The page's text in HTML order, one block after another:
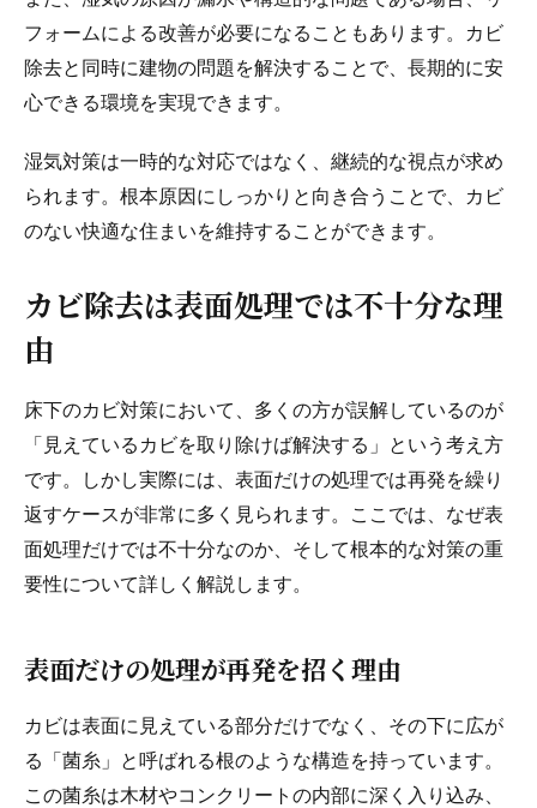
フォームによる改善が必要になることもあります。カビ
除去と同時に建物の問題を解決することで、長期的に安
心できる環境を実現できます。
湿気対策は一時的な対応ではなく、継続的な視点が求め
られます。根本原因にしっかりと向き合うことで、カビ
のない快適な住まいを維持することができます。
カビ除去は表面処理では不十分な理
由
床下のカビ対策において、多くの方が誤解しているのが
「見えているカビを取り除けば解決する」という考え方
です。しかし実際には、表面だけの処理では再発を繰り
返すケースが非常に多く見られます。ここでは、なぜ表
面処理だけでは不十分なのか、そして根本的な対策の重
要性について詳しく解説します。
表面だけの処理が再発を招く理由
カビは表面に見えている部分だけでなく、その下に広が
る「菌糸」と呼ばれる根のような構造を持っています。
この菌糸は木材やコンクリートの内部に深く入り込み、